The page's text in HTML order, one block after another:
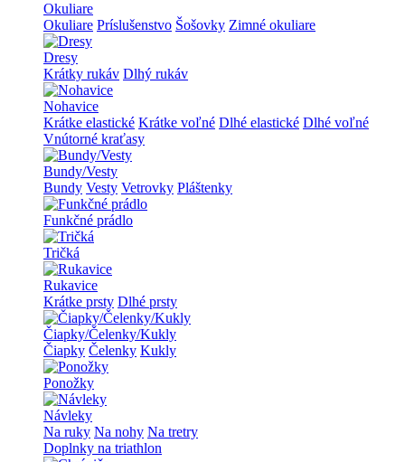
Okuliare
Okuliare Príslušenstvo Šošovky Zimné okuliare
Dresy
Krátky rukáv Dlhý rukáv
Nohavice
Krátke elastické Krátke voľné Dlhé elastické Dlhé voľné
Vnútorné kraťasy
Bundy/Vesty
Bundy Vesty Vetrovky Pláštenky
Funkčné prádlo
Tričká
Rukavice
Krátke prsty Dlhé prsty
Čiapky/Čelenky/Kukly
Čiapky Čelenky Kukly
Ponožky
Návleky
Na ruky Na nohy Na tretry
Doplnky na triathlon